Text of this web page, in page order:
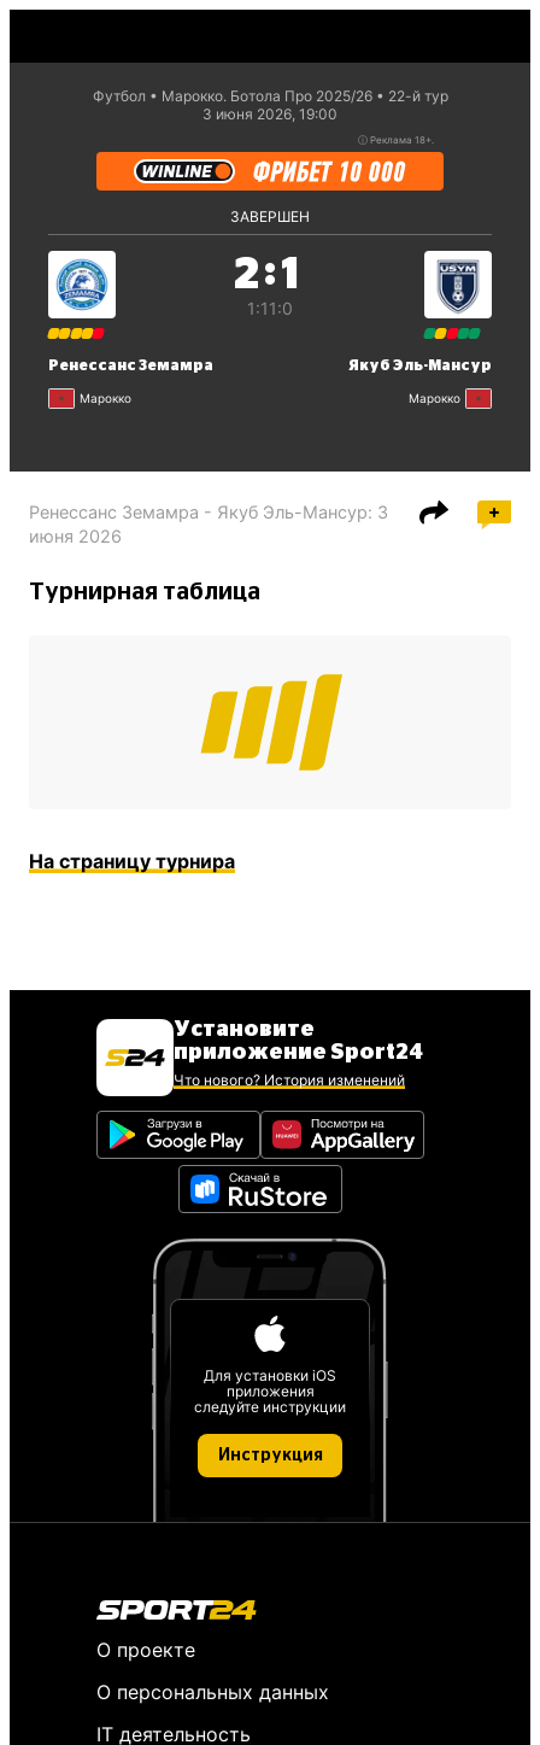
Футбол Марокко. Ботола Про 2025/26
22-й тур
3 июня 2026, 19:00
ⓘ Реклама 18+.
ЗАВЕРШЕН
Ренессанс Земамра
Марокко
2:1
1:11:0
Якуб Эль-Мансур
Марокко
Ренессанс Земамра - Якуб Эль-Мансур: 3
июня 2026
Турнирная таблица
На страницу турнира
Установите
приложение Sport24
Что нового? История изменений
Для установки iOS
приложения
следуйте инструкции
Инструкция
О проекте
О персональных данных
IT деятельность